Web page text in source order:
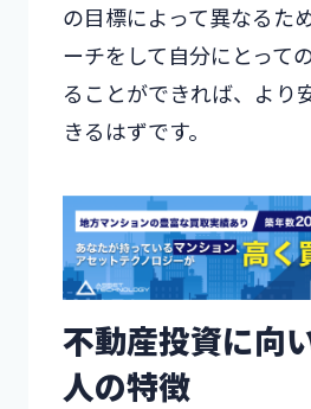
の目標によって異なるた
ーチをして自分にとって
ることができれば、より
きるはずです。
不動産投資に向
人の特徴